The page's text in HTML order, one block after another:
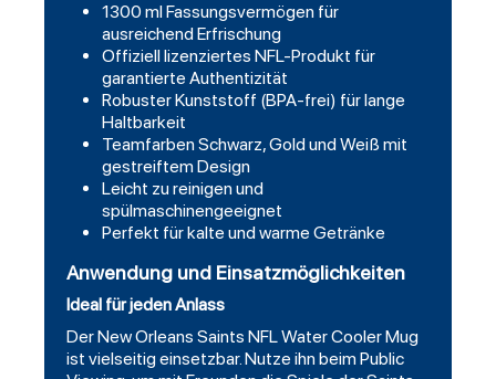
1300 ml Fassungsvermögen für
ausreichend Erfrischung
Offiziell lizenziertes NFL-Produkt für
garantierte Authentizität
Robuster Kunststoff (BPA-frei) für lange
Haltbarkeit
Teamfarben Schwarz, Gold und Weiß mit
gestreiftem Design
Leicht zu reinigen und
spülmaschinengeeignet
Perfekt für kalte und warme Getränke
Anwendung und Einsatzmöglichkeiten
Ideal für jeden Anlass
Der New Orleans Saints NFL Water Cooler Mug
ist vielseitig einsetzbar. Nutze ihn beim Public